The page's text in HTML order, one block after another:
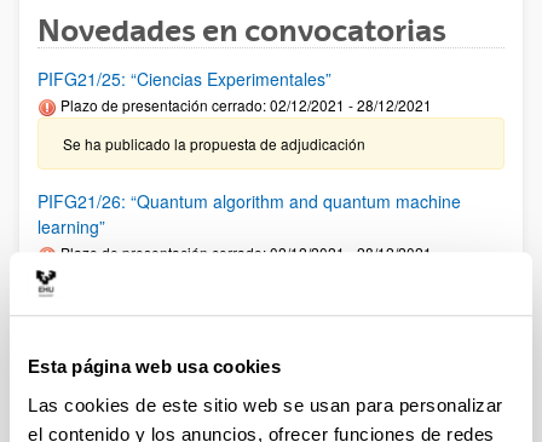
Esta página web usa cookies
Las cookies de este sitio web se usan para personalizar
el contenido y los anuncios, ofrecer funciones de redes
Novedades en convocatorias
PIFG21/25: “Ciencias Experimentales”
Plazo de presentación cerrado: 02/12/2021 - 28/12/2021
Se ha publicado la propuesta de adjudicación
PIFG21/26: “Quantum algorithm and quantum machine
learning”
Plazo de presentación cerrado: 02/12/2021 - 28/12/2021
2022
El plazo de nominaciones finaliza el 30 de junio de 2022 a las
23:00 horas